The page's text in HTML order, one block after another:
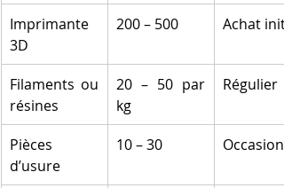
Imprimante
3D
200 – 500 Achat
Filaments ou
résines
20 – 50 par
kg
Régulier
Pièces
d’usure
10 – 30